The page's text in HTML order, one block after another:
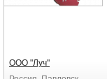
ООО "Луч"